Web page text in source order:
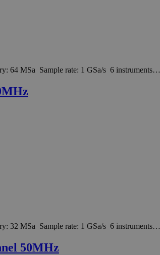
64 MSa Sample rate: 1 GSa/s 6 instruments…
32 MSa Sample rate: 1 GSa/s 6 instruments…
50MHz